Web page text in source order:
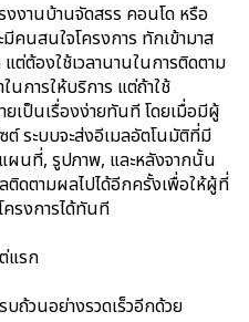
งงานบ้านจัดสรร คอนโด หรือ
มีคนสนใจโครงการ ทักเข้ามาส
ต่ต้องใช้เวลานานในการติดตาม
นการให้บริการ แต่ถ้าใช้
ยเป็นเรื่องง่ายทันที โดยเมื่อมีผู้
ต์ ระบบจะส่งอีเมลอัตโนมัติที่มี
ผนที่, รูปภาพ, และหลังจากนั้น
ติดตามผลไปได้อีกครั้งเพื่อให้ผู้ที่
ครงการได้ทันที
แรก
ถ้วนอย่างรวดเร็วอีกด้วย